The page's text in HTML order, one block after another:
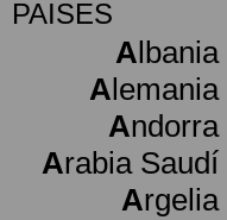
PAISES
Albania
Alemania
Andorra
Arabia Saudí
Argelia